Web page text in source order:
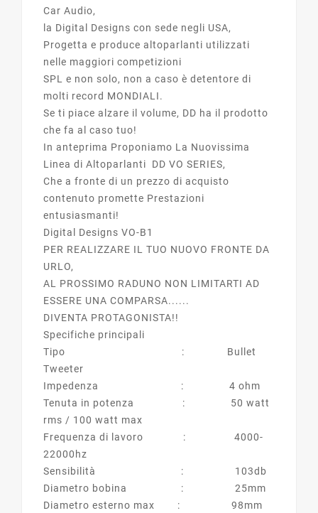
Car Audio,
la Digital Designs con sede negli USA,
Progetta e produce altoparlanti utilizzati
nelle maggiori competizioni
SPL e non solo, non a caso è detentore di
molti record MONDIALI.
Se ti piace alzare il volume, DD ha il prodotto
che fa al caso tuo!
In anteprima Proponiamo La Nuovissima
Linea di Altoparlanti DD VO SERIES,
Che a fronte di un prezzo di acquisto
contenuto promette Prestazioni
entusiasmanti!
Digital Designs VO-B1
PER REALIZZARE IL TUO NUOVO FRONTE DA
URLO,
AL PROSSIMO RADUNO NON LIMITARTI AD
ESSERE UNA COMPARSA......
DIVENTA PROTAGONISTA!!
Specifiche principali
Tipo : Bullet
Tweeter
Impedenza : 4 ohm
Tenuta in potenza : 50 watt
rms / 100 watt max
Frequenza di lavoro : 4000-
22000hz
Sensibilità : 103db
Diametro bobina : 25mm
Diametro esterno max : 98mm